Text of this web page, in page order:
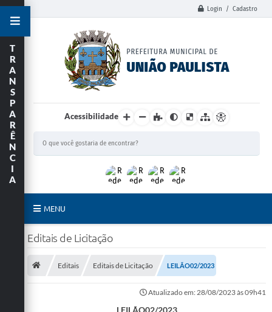
Login / Cadastro
Acessibilidade
MENU
Principal
T
R
A
N
S
P
A
R
Ê
N
C
I
A
Editais de Licitação
Editais Editais de Licitação LEILÃO02/2023
Atualizado em: 28/08/2023 às 09h41
LEILÃO02/2023